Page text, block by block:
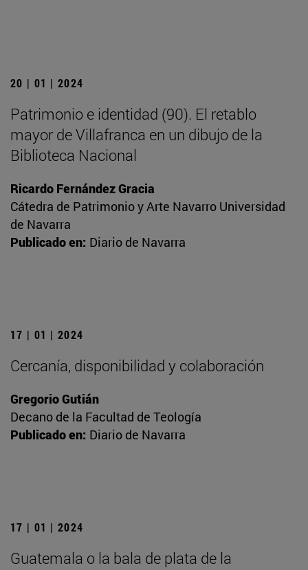
20 | 01 | 2024
Patrimonio e identidad (90). El retablo
mayor de Villafranca en un dibujo de la
Biblioteca Nacional
Ricardo Fernández Gracia
Cátedra de Patrimonio y Arte Navarro Universidad
de Navarra
Publicado en: Diario de Navarra
17 | 01 | 2024
Cercanía, disponibilidad y colaboración
Gregorio Gutián
Decano de la Facultad de Teología
Publicado en: Diario de Navarra
17 | 01 | 2024
Guatemala o la bala de plata de la